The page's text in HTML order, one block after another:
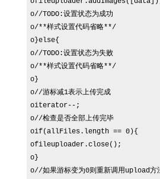
o//TODO:设置状态为成功
o/**样式设置代码省略**/
o}else{
o//TODO:设置状态为失败
o/**样式设置代码省略**/
o}
o//游标减1表示上传完成
oiterator--;
o//检查是否全部上传完毕
oif(allFiles.length == 0){
ofileuploader.close();
o}
o//如果游标变为0则重新调用upload方